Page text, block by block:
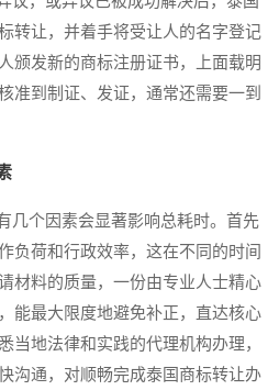
转让，并着手将受让人的名字登记
颁发新的商标注册证书，上面载明
准到制证、发证，通常还需要一到
个因素会显著影响总耗时。首先
负荷和行政效率，这在不同的时间
材料的质量，一份由专业人士精心
能最大限度地避免补正，直达核心
当地法律和实践的代理机构办理，
沟通，对顺畅完成泰国商标转让办